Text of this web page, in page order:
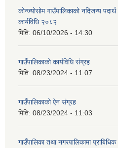
कोन्ज्योसोम गाउँपालिकाको नदिजन्य
कार्यविधि २०८२
मिति: 06/10/2026 - 14:30
गाउँपालिकाको कार्यविधि संग्रह
मिति: 08/23/2024 - 11:07
गाउँपालिकाको ऐन संग्रह
मिति: 08/23/2024 - 11:03
गाउँपालिका तथा नगरपालिकामा